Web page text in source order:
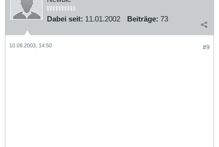
Dabei seit: 11.01.2002 Beiträge: 73
#9
10.09.2003, 14:50